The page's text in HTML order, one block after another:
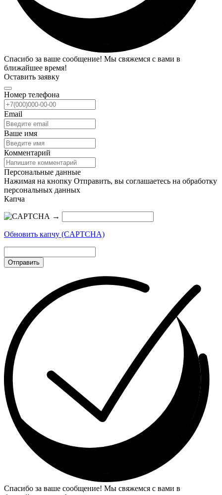
Спасибо за ваше сообщение! Мы свяжемся с вами в
ближайшее время!
Оставить заявку
Номер телефона
Email
Ваше имя
Комментарий
Персональные данные
Нажимая на кнопку Отправить, вы соглашаетесь на обработку
персональных данных
Капча
→
Обновить капчу (CAPTCHA)
Отправить
Спасибо за ваше сообщение! Мы свяжемся с вами в